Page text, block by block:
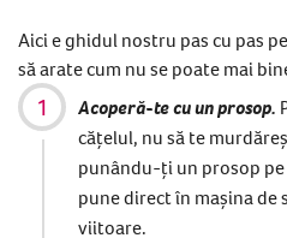
Aici e ghidul nostru pas cu pas
să arate cum nu se poate mai
Acoperă-te cu un prosop.
cățelul, nu să te
punându-ți un prosop
pune direct în mașina de
viitoare.